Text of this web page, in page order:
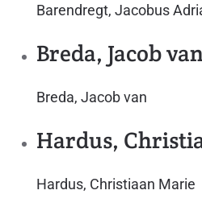
Barendregt, Jacobus
Breda, Jacob
Breda, Jacob van
Hardus,
Hardus, Christiaan Marie